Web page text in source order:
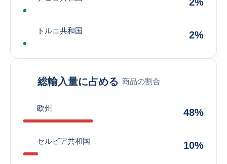
トルコ共和国 2%
総輸入量に占める 商品の割合
欧州 48%
セルビア共和国 10%